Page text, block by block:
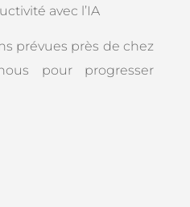
avec l’IA
prévues près de chez
pour progresser